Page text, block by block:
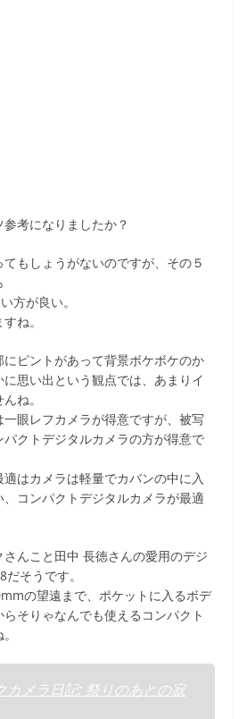
考になりましたか？
もしょうがないのですが、その５
方が良い。
ね。
ピントがあって背景ボケボケのか
思い出という観点では、あまりイ
ね。
眼レフカメラが得意ですが、被写
クトデジタルカメラの方が得意で
はカメラは軽量でカバンの中に入
コンパクトデジタルカメラが最適
んこと田中 長徳さんの愛用のデジ
そうです。
の望遠まで、ポケットに入るボデ
そりゃなんでも使えるコンパクト
カメラ日記: 祭りのあとの寂